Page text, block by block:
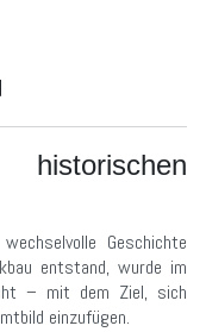
Geschichte
entstand, wurde im
– mit dem Ziel, sich
einzufügen.